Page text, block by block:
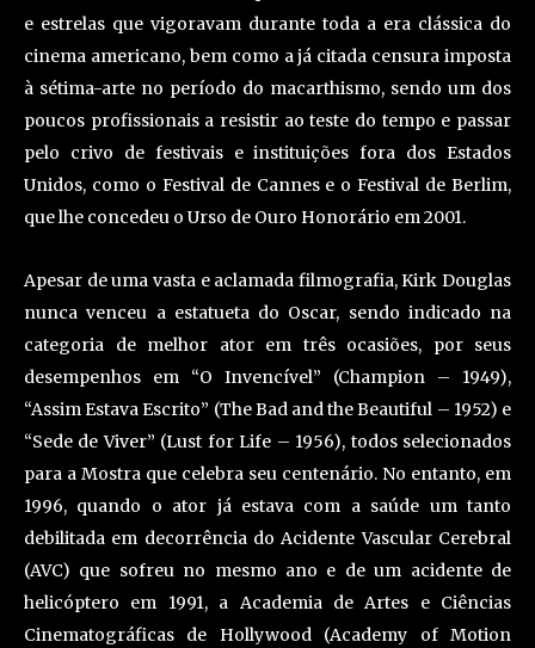
e estrelas que vigoravam durante toda a era clássica do
cinema americano, bem como a já citada censura imposta
à sétima-arte no período do macarthismo, sendo um dos
poucos profissionais a resistir ao teste do tempo e passar
pelo crivo de festivais e instituições fora dos Estados
Unidos, como o Festival de Cannes e o Festival de Berlim,
que lhe concedeu o Urso de Ouro Honorário em 2001.
Apesar de uma vasta e aclamada filmografia, Kirk Douglas
nunca venceu a estatueta do Oscar, sendo indicado na
categoria de melhor ator em três ocasiões, por seus
desempenhos em “O Invencível” (Champion – 1949),
“Assim Estava Escrito” (The Bad and the Beautiful – 1952) e
“Sede de Viver” (Lust for Life – 1956), todos selecionados
para a Mostra que celebra seu centenário. No entanto, em
1996, quando o ator já estava com a saúde um tanto
debilitada em decorrência do Acidente Vascular Cerebral
(AVC) que sofreu no mesmo ano e de um acidente de
helicóptero em 1991, a Academia de Artes e Ciências
Cinematográficas de Hollywood (Academy of Motion